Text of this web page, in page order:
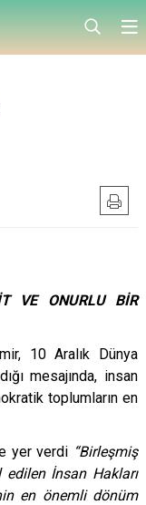
VE ONURLU BİR
10 Aralık Dünya
mesajında, insan
toplumların en
yer verdi “Birleşmiş
İnsan Hakları
en önemli dönüm